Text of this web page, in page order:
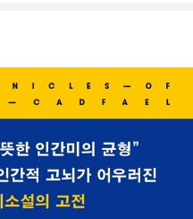
시리즈(The Chronicles of
의 두건』으로 영국 추리작
다. 영국 문학에 기여한 공
이해를 드러내 전 세계인의
년 10월, 생전에 지극히 사
편지』 등이 있다.